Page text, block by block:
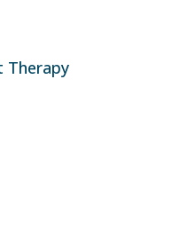
Therapy